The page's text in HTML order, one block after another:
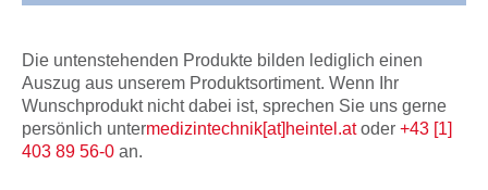
Die untenstehenden Produkte bilden lediglich einen
Auszug aus unserem Produktsortiment. Wenn Ihr
Wunschprodukt nicht dabei ist, sprechen Sie uns gerne
persönlich untermedizintechnik[at]heintel.atoder +43 [1]
403 89 56-0 an.